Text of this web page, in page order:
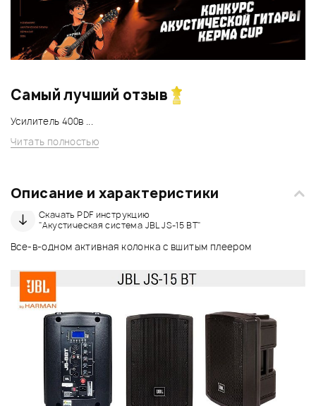
Самый лучший отзыв
Усилитель 400в ...
Читать полностью
Описание и характеристики
Скачать PDF инструкцию
"Акустическая система JBL JS-15 BT"
Все-в-одном активная колонка с вшитым плеером